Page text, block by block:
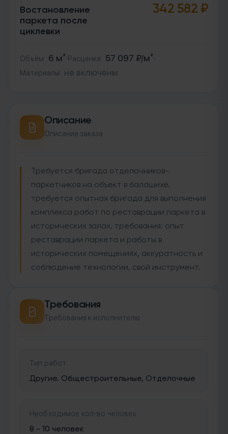
Востановление
паркета после
циклевки
342 582 ₽
Объём 6 м² Расценка 57 097 ₽/м²
Материалы не включены
Описание
Описание заказа
Требуется бригада отделочников-
паркетчиков на объект в балашихе.
требуется опытная бригада для выполнения
комплекса работ по реставрации паркета в
исторических залах. требования: опыт
реставрации паркета и работы в
исторических помещениях, аккуратность и
соблюдение технологии, свой инструмент.
Требования
Требования к исполнителю
Тип работ
Другие. Общестроительные, Отделочные
Необходимое кол-во человек
8 - 10 человек